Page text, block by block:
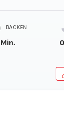
BACKEN